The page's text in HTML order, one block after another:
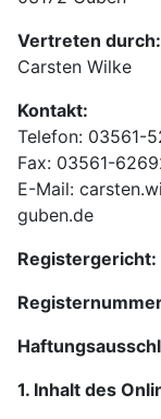
Vertreten durch:
Carsten Wilke
Kontakt:
Telefon: 03561-
Fax: 03561-
E-Mail:
guben.de
Registergericht:
1. Inhalt des